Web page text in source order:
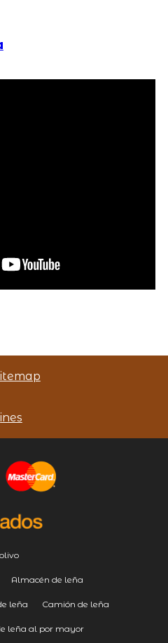
Almacén de leña
leña Camión de leña
leña al por mayor